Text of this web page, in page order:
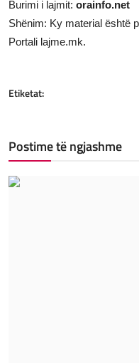
Burimi i lajmit: orainfo.net
Shënim: Ky material është
Portali lajme.mk.
Etiketat:
Postime të ngjashme